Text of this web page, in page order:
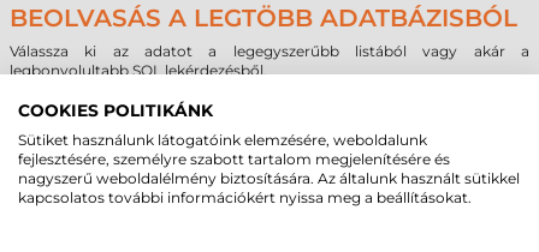
BEOLVASÁS A LEGTÖBB ADATBÁZISBÓL
Válassza ki az adatot a legegyszerűbb listából vagy akár a
legbonyolultabb SQL lekérdezésből.
táblázatokhoz és adatbázisokhoz. Ez magában foglalja a Microsoft
adatformátumhoz – beleértve a nem Windows-alapúakat is, pl. LINUX,
AS/400, Oracle stb. A BarTender támogatja a tervezés közbeni
adatmegtekintést és a nyomtatás idejű adatösszefűzést.
COOKIES POLITIKÁNK
Sütiket használunk látogatóink elemzésére, weboldalunk
fejlesztésére, személyre szabott tartalom megjelenítésére és
nagyszerű weboldalélmény biztosítására. Az általunk használt sütikkel
kapcsolatos további információkért nyissa meg a beállításokat.